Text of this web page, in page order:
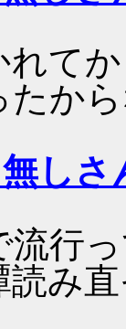
れて
たか
しさ
流行
読み